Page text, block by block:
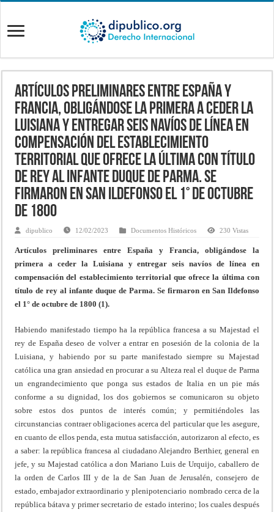
Artículos preliminares entre España y
Francia, obligándose la primera a ceder la
Luisiana y entregar seis navíos de línea en
compensación del establecimiento
territorial que ofrece la última con título
de rey al infante duque de Parma. Se
firmaron en San Ildefonso el 1° de octubre
de 1800
dipublico 12/02/2023 Documentos Históricos 230 Vistas
Artículos preliminares entre España y Francia, obligándose la
primera a ceder la Luisiana y entregar seis navíos de línea en
compensación del establecimiento territorial que ofrece la última con
título de rey al infante duque de Parma. Se firmaron en San Ildefonso
el 1° de octubre de 1800 (1).
Habiendo manifestado tiempo ha la república francesa a su Majestad el
rey de España deseo de volver a entrar en posesión de la colonia de la
Luisiana, y habiendo por su parte manifestado siempre su Majestad
católica una gran ansiedad en procurar a su Alteza real el duque de Parma
un engrandecimiento que ponga sus estados de Italia en un pie más
conforme a su dignidad, los dos gobiernos se comunicaron su objeto
sobre estos dos puntos de interés común; y permitiéndoles las
circunstancias contraer obligaciones acerca del particular que les asegure,
en cuanto de ellos penda, esta mutua satisfacción, autorizaron al efecto, es
a saber: la república francesa al ciudadano Alejandro Berthier, general en
jefe, y su Majestad católica a don Mariano Luis de Urquijo, caballero de
la orden de Carlos III y de la de San Juan de Jerusalén, consejero de
estado, embajador extraordinario y plenipotenciario nombrado cerca de la
república bátava y primer secretario de estado interino; los cuales después